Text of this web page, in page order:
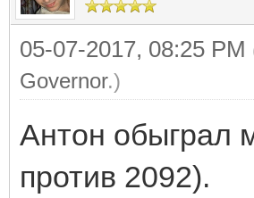
05-07-2017, 08:25 PM
Governor.)
Антон обыграл
против 2092).